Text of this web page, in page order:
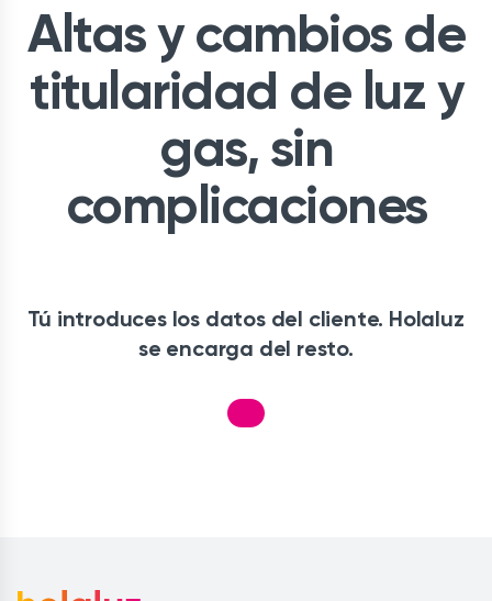
Altas y cambios de
titularidad de luz y
gas, sin
complicaciones
Tú introduces los datos del cliente. Holaluz
se encarga del resto.